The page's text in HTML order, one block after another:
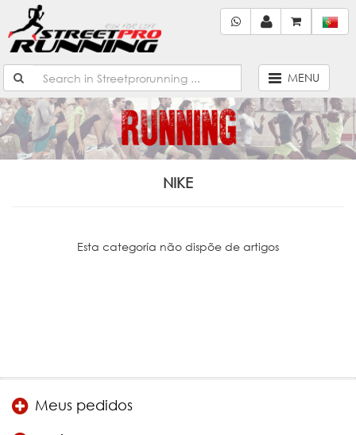
MENU
NIKE
Esta categoría não dispõe de artigos
Meus pedidos